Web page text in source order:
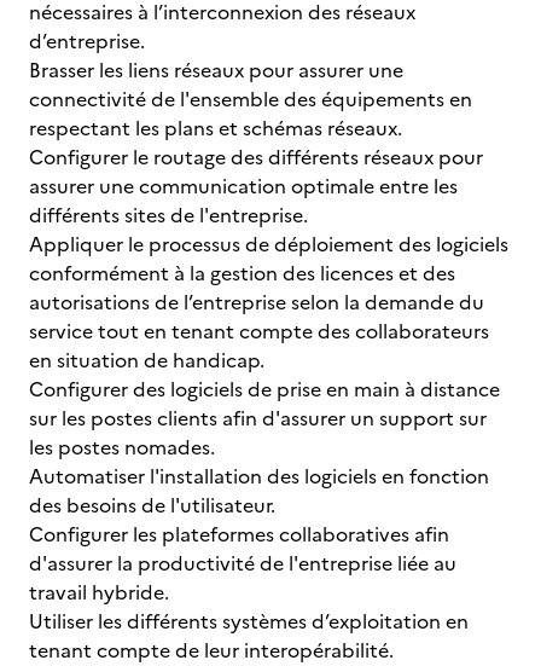
nécessaires à l’interconnexion des réseaux
d’entreprise.
Brasser les liens réseaux pour assurer une
connectivité de l'ensemble des équipements en
respectant les plans et schémas réseaux.
Configurer le routage des différents réseaux pour
assurer une communication optimale entre les
différents sites de l'entreprise.
Appliquer le processus de déploiement des logiciels
conformément à la gestion des licences et des
autorisations de l’entreprise selon la demande du
service tout en tenant compte des collaborateurs
en situation de handicap.
Configurer des logiciels de prise en main à distance
sur les postes clients afin d'assurer un support sur
les postes nomades.
Automatiser l'installation des logiciels en fonction
des besoins de l'utilisateur.
Configurer les plateformes collaboratives afin
d'assurer la productivité de l'entreprise liée au
travail hybride.
Utiliser les différents systèmes d’exploitation en
tenant compte de leur interopérabilité.